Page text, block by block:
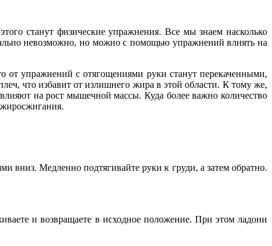
станут физические упражнения. Все мы знаем насколько
невозможно, но можно с помощью упражнений влиять на
от упражнений с отягощениями руки станут перекаченными,
что избавит от излишнего жира в этой области. К тому же,
на рост мышечной массы. Куда более важно количество
вниз. Медленно подтягивайте руки к груди, а затем обратно.
и возвращаете в исходное положение. При этом ладони